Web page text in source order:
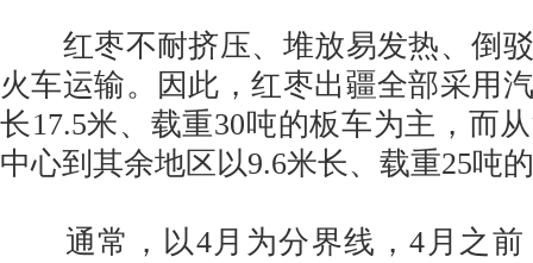
红枣不耐挤压、堆放易发热、倒驳
火车运输。因此，红枣出疆全部采用
长17.5米、载重30吨的板车为主，而
中心到其余地区以9.6米长、载重25吨
通常，以4月为分界线，4月之前